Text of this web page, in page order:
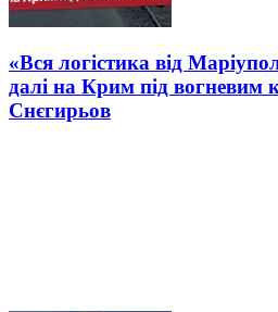
«Вся логістика від
далі на Крим під вогневим
Снєгирьов